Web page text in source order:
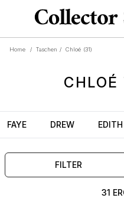
Home / Taschen / Chloé (31)
CHLOÉ
FAYE DREW EDITH
FILTER
31